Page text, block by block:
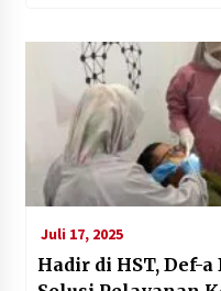
Juli 17, 2025
Hadir di HST, Def-